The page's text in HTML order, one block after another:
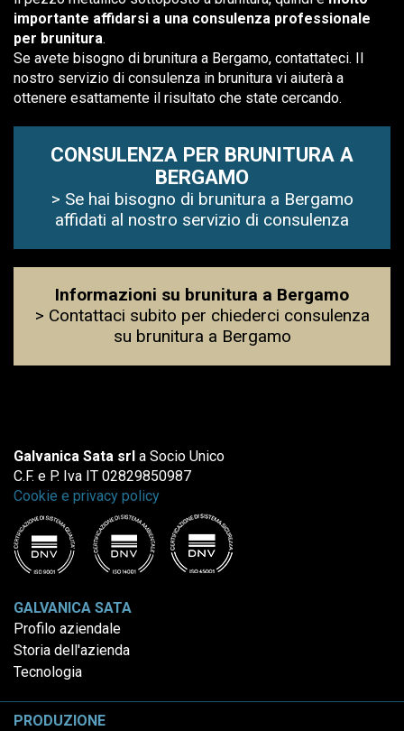
importante affidarsi a una consulenza professionale
per brunitura.
Se avete bisogno di brunitura a Bergamo, contattateci. Il
nostro servizio di consulenza in brunitura vi aiuterà a
ottenere esattamente il risultato che state cercando.
CONSULENZA PER BRUNITURA A
BERGAMO
> Se hai bisogno di brunitura a Bergamo
affidati al nostro servizio di consulenza
Informazioni su brunitura a Bergamo
> Contattaci subito per chiederci consulenza
su brunitura a Bergamo
Galvanica Sata srl a Socio Unico
C.F. e P. Iva IT 02829850987
Cookie e privacy policy
GALVANICA SATA
Profilo aziendale
Storia dell'azienda
Tecnologia
PRODUZIONE